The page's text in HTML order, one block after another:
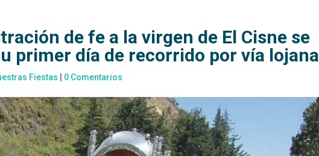
de fe a la virgen de El Cisne se
primer día de recorrido por vía lojana
Fiestas 0 Comentarios